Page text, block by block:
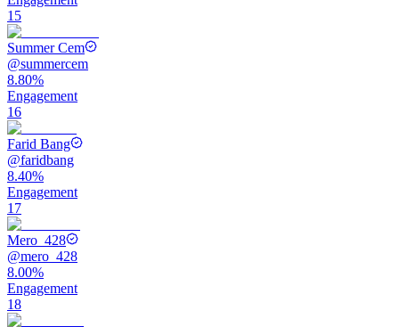
15
Summer Cem
@summercem
8.80%
Engagement
16
Farid Bang
@faridbang
8.40%
Engagement
17
Mero_428
@mero_428
8.00%
Engagement
18